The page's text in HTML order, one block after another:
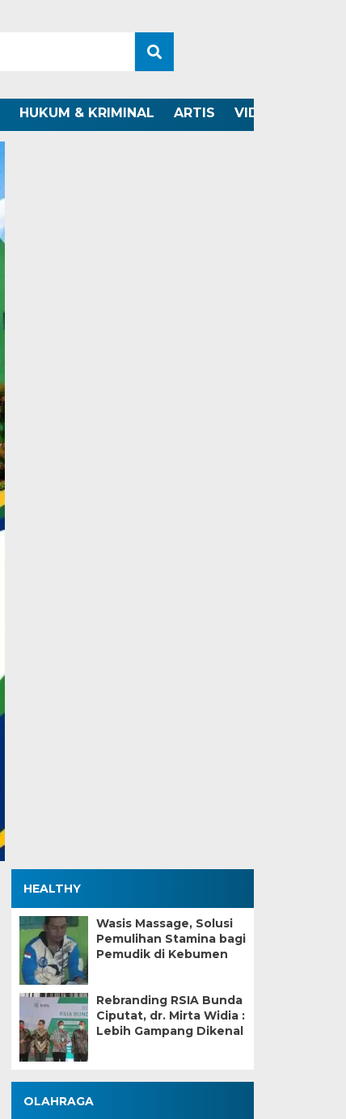
HUKUM & KRIMINAL ARTIS VIDEO
HEALTHY
Wasis Massage, Solusi
Pemulihan Stamina bagi
Pemudik di Kebumen
Rebranding RSIA Bunda
Ciputat, dr. Mirta Widia :
Lebih Gampang Dikenal
OLAHRAGA